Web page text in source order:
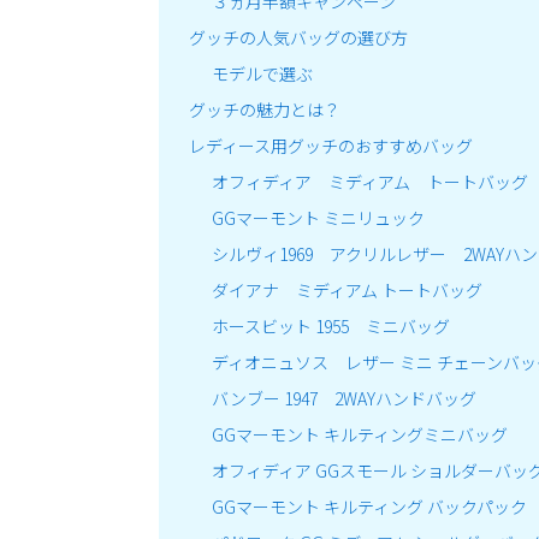
グッチの人気バッグの選び方
モデルで選ぶ
グッチの魅力とは？
レディース用グッチのおすすめバッグ
オフィディア ミディアム トートバッグ
GGマーモント ミニリュック
シルヴィ1969 アクリルレザー 2WAYハ
ダイアナ ミディアム トートバッグ
ホースビット 1955 ミニバッグ
ディオニュソス レザー ミニ チェーンバ
バンブー 1947 2WAYハンドバッグ
GGマーモント キルティングミニバッグ
オフィディア GGスモール ショルダーバッ
GGマーモント キルティング バックパック